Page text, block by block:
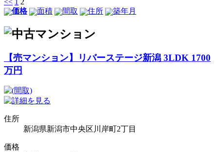
価格
面積 間取 住所 築年月
【売マンション】リバーステージ新潟 3LDK 1700
万円
住所
新潟県新潟市中央区川岸町2丁目
価格